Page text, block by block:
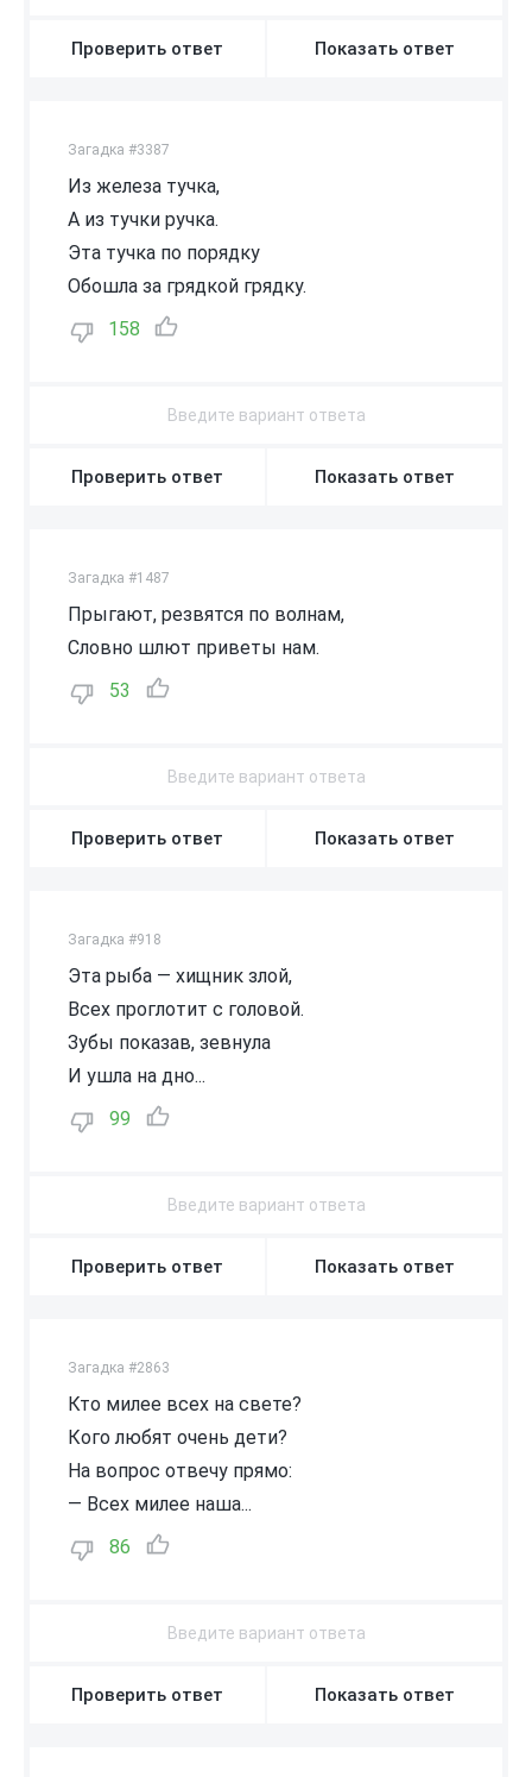
Проверить ответ Показать ответ
Загадка #3387
Из железа тучка,
А из тучки ручка.
Эта тучка по порядку
Обошла за грядкой грядку.
158
Проверить ответ Показать ответ
Загадка #1487
Прыгают, резвятся по волнам,
Словно шлют приветы нам.
53
Проверить ответ Показать ответ
Загадка #918
Эта рыба — хищник злой,
Всех проглотит с головой.
Зубы показав, зевнула
И ушла на дно...
99
Проверить ответ Показать ответ
Загадка #2863
Кто милее всех на свете?
Кого любят очень дети?
На вопрос отвечу прямо:
— Всех милее наша...
86
Проверить ответ Показать ответ